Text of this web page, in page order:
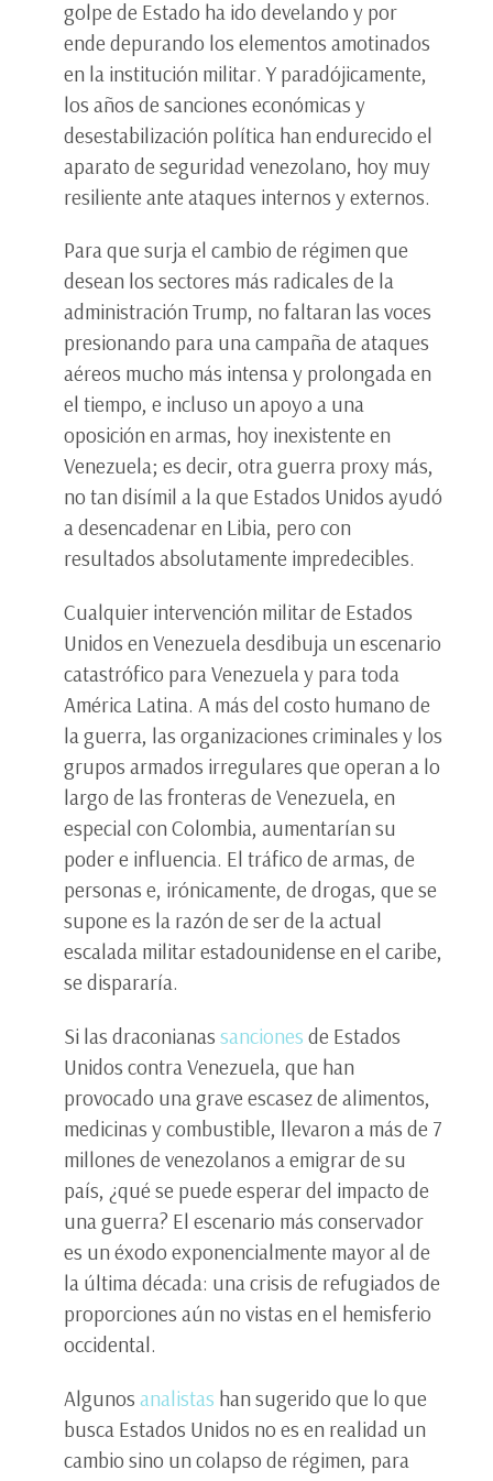
golpe de Estado ha ido develando y por
ende depurando los elementos amotinados
en la institución militar. Y paradójicamente,
los años de sanciones económicas y
desestabilización política han endurecido el
aparato de seguridad venezolano, hoy muy
resiliente ante ataques internos y externos.
Para que surja el cambio de régimen que
desean los sectores más radicales de la
administración Trump, no faltaran las voces
presionando para una campaña de ataques
aéreos mucho más intensa y prolongada en
el tiempo, e incluso un apoyo a una
oposición en armas, hoy inexistente en
Venezuela; es decir, otra guerra proxy más,
no tan disímil a la que Estados Unidos ayudó
a desencadenar en Libia, pero con
resultados absolutamente impredecibles.
Cualquier intervención militar de Estados
Unidos en Venezuela desdibuja un escenario
catastrófico para Venezuela y para toda
América Latina. A más del costo humano de
la guerra, las organizaciones criminales y los
grupos armados irregulares que operan a lo
largo de las fronteras de Venezuela, en
especial con Colombia, aumentarían su
poder e influencia. El tráfico de armas, de
personas e, irónicamente, de drogas, que se
supone es la razón de ser de la actual
escalada militar estadounidense en el caribe,
se dispararía.
Si las draconianas sanciones de Estados
Unidos contra Venezuela, que han
provocado una grave escasez de alimentos,
medicinas y combustible, llevaron a más de 7
millones de venezolanos a emigrar de su
país, ¿qué se puede esperar del impacto de
una guerra? El escenario más conservador
es un éxodo exponencialmente mayor al de
la última década: una crisis de refugiados de
proporciones aún no vistas en el hemisferio
occidental.
Algunos analistas han sugerido que lo que
busca Estados Unidos no es en realidad un
cambio sino un colapso de régimen, para